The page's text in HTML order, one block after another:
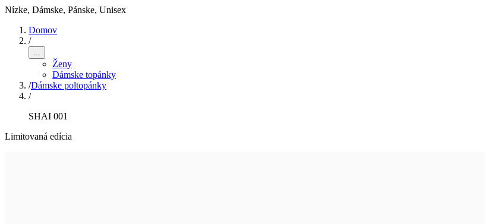
Nízke, Dámske, Pánske, Unisex
Domov
/
...
Ženy
Dámske topánky
/Dámske poltopánky
/
SHAI 001
Limitovaná edícia